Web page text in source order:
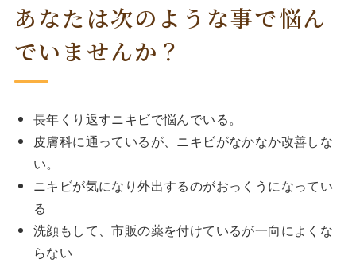
あなたは次のような事で悩ん
でいませんか？
長年くり返すニキビで悩んでいる。
皮膚科に通っているが、ニキビがなかなか改善しな
い。
ニキビが気になり外出するのがおっくうになってい
る
洗顔もして、市販の薬を付けているが一向によくな
らない